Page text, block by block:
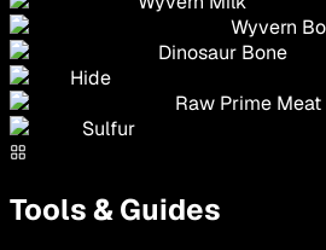
Wyvern
Dinosaur Bone
Hide
Raw Prime Meat
Sulfur
Tools & Guides